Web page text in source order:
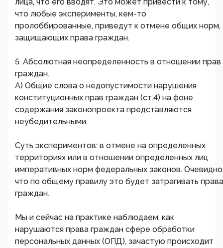
что любые эксперименты, кем-то
пролоббированные, приведут к отмене общих норм,
защищающих права граждан.
5. Абсолютная неопределенность в отношении прав
граждан.
А) Общие слова о недопустимости нарушения
конституционных прав граждан (ст.4) на фоне
содержания законопроекта представляются
неубедительными.
Суть экспериментов: в отмене на определенных
территориях или в отношении определенных лиц
императивных норм федеральных законов.
что по общему правилу это будет затрагивать права
граждан.
Мы и сейчас на практике наблюдаем, как
нарушаются права граждан сфере обработки
персональных данных (ОПД), зачастую происходит